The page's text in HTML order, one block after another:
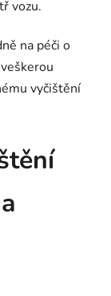
vozu.
na péči o
vyčištění